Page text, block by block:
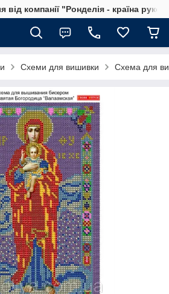
від компанії "Ронделія - країна
Схеми для вишивки Схема для